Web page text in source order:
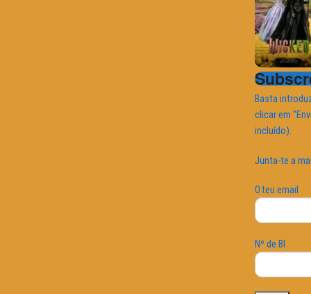
Basta
clicar em
incluído).
Junta-te a
O teu email
Nº de BI